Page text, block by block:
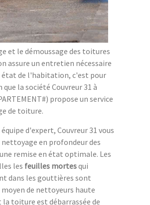
et le démoussage des toitures
assure un entretien nécessaire
état de l'habitation, c'est pour
la société Couvreur 31 à
propose un service
de toiture.
équipe d'expert, Couvreur 31 vous
en profondeur des
remise en état optimale. Les
les feuilles mortesqui
dans les gouttières sont
de nettoyeurs haute
la toiture est débarrassée de